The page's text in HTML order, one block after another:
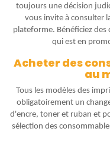
toujours une décision
vous invite à consulter
plateforme. Bénéficiez des
qui est en
Acheter des
au
Tous les modèles des
obligatoirement un
d'encre, toner et ruban et
sélection des